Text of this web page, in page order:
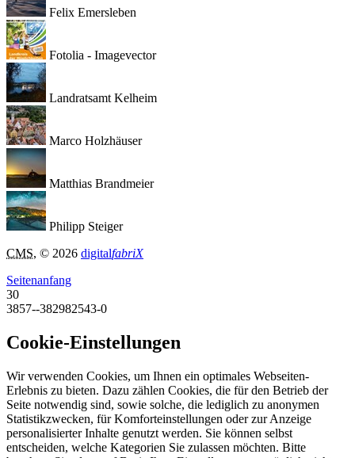
Felix Emersleben
Fotolia - Imagevector
Landratsamt Kelheim
Marco Holzhäuser
Matthias Brandmeier
Philipp Steiger
CMS, © 2026 digitalfabriX
Seitenanfang
30
3857--382982543-0
Cookie-Einstellungen
Wir verwenden Cookies, um Ihnen ein optimales Webseiten-
Erlebnis zu bieten. Dazu zählen Cookies, die für den Betrieb der
Seite notwendig sind, sowie solche, die lediglich zu anonymen
Statistikzwecken, für Komforteinstellungen oder zur Anzeige
personalisierter Inhalte genutzt werden. Sie können selbst
entscheiden, welche Kategorien Sie zulassen möchten. Bitte